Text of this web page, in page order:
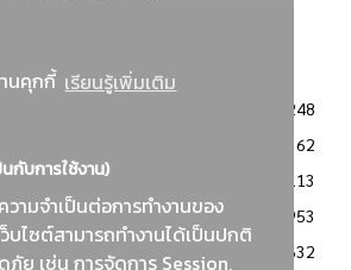
นคุกกี้ เรียนรู้เพิ่มเติม
กับการใช้งาน)
ามจำเป็นต่อการทำงานของ
ว็บไซต์สามารถทำงานได้เป็นปกติ
ภัย เช่น การจัดการ Session,
3248
2362
2113
1953
งใสในการจัดซื้อจัดจ้าง
1632